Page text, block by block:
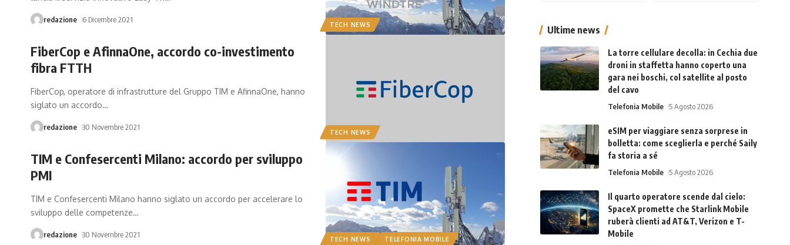
TECH NEWS
redazione 6 Dicembre 2021
TECH NEWS
FiberCop e AfinnaOne, accordo co-investimento
fibra FTTH
FiberCop, operatore di infrastrutture del Gruppo TIM e AfinnaOne, hanno
siglato un accordo…
redazione 30 Novembre 2021
TECH NEWS TELEFONIA MOBILE
TIM e Confesercenti Milano: accordo per sviluppo
PMI
TIM e Confesercenti Milano hanno siglato un accordo per accelerare lo
sviluppo delle competenze…
redazione 30 Novembre 2021
Ultime news
La torre cellulare decolla: in Cechia due
droni in staffetta hanno coperto una
gara nei boschi, col satellite al posto
del cavo
Telefonia Mobile 5 Agosto 2026
eSIM per viaggiare senza sorprese in
bolletta: come sceglierla e perché Saily
fa storia a sé
Telefonia Mobile 5 Agosto 2026
Il quarto operatore scende dal cielo:
SpaceX promette che Starlink Mobile
ruberà clienti ad AT&T, Verizon e T-
Mobile